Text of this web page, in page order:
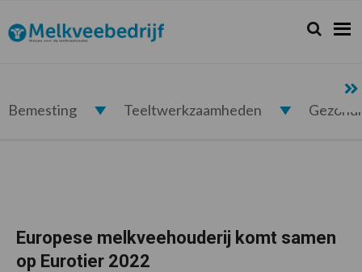
de
hoofdnavigatie
de
hoofd
de
eerste
de
voettekst
Melkveebedrijf.nl Zoeken...
Zoek
Bemesting Teeltwerkzaamheden
Europese melkveehouderij komt samen
op Eurotier 2022